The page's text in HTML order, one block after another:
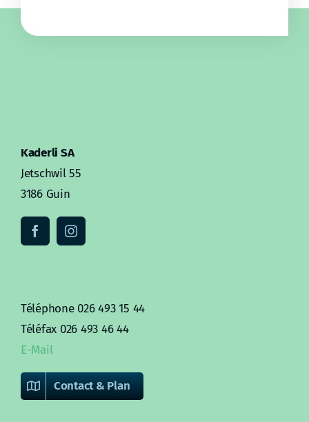
Kaderli SA
Jetschwil 55
3186 Guin
Téléphone 026 493 15 44
Téléfax 026 493 46 44
E-Mail
Contact & Plan